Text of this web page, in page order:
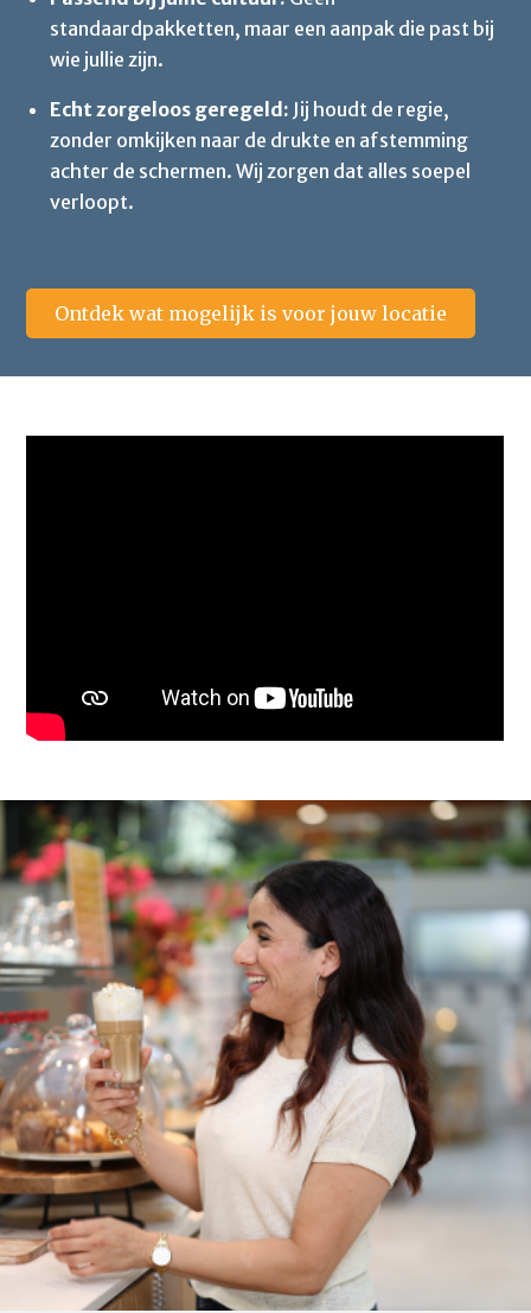
standaardpakketten, maar een aanpak die past bij
wie jullie zijn.
Echt zorgeloos geregeld: Jij houdt de regie,
zonder omkijken naar de drukte en afstemming
achter de schermen. Wij zorgen dat alles soepel
verloopt.
Ontdek wat mogelijk is voor jouw locatie